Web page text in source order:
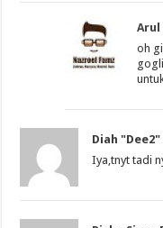
Arul
oh
Diah "Dee2"
Iya,tnyt tadi